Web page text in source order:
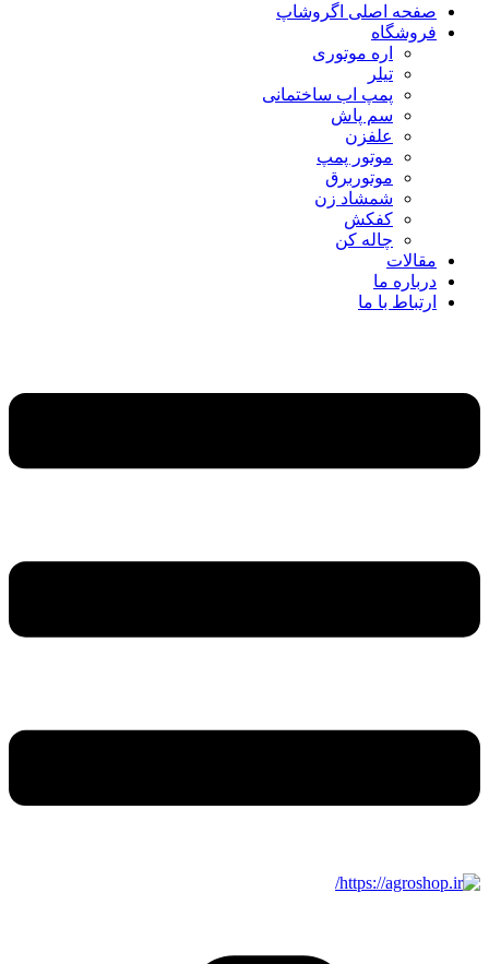
صفحه اصلی اگروشاپ
فروشگاه
اره موتوری
تیلر
پمپ اب ساختمانی
سم پاش
علفزن
موتور پمپ
موتوربرق
شمشاد زن
کفکش
چاله کن
مقالات
درباره ما
ارتباط با ما